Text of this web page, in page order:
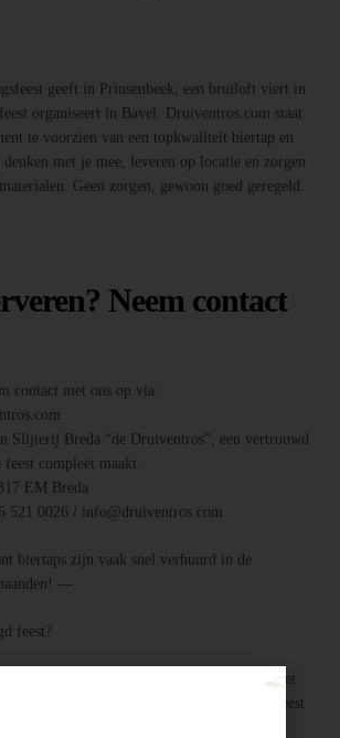
geeft in Prinsenbeek, een bruiloft viert in
organiseert in Bavel: Druiventros.com staat
te voorzien van een topkwaliteit biertap en
met je mee, leveren op locatie en zorgen
Geen zorgen, gewoon goed geregeld.
Neem contact
contact met ons op via:
Slijterij Breda “de Druiventros”, een vertrouwd
compleet maakt.
EM Breda
521 0026 / info@druiventros.com
biertaps zijn vaak snel verhuurd in de
—
feest?
– snel geregeld via Druiventros.com, met
Slijterij Breda “de Druiventros”. Laat het feest